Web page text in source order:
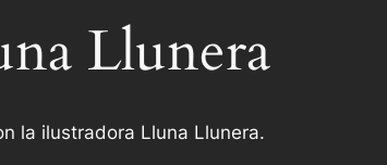
Llunera
la ilustradora Lluna Llunera.